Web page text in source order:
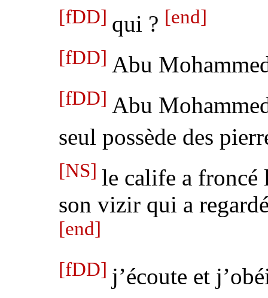
[fDD] qui ? [end]
[fDD] Abu
[fDD] Abu
seul possède des
[NS] le calife a froncé
son vizir qui a
[end]
[fDD] j’écoute et